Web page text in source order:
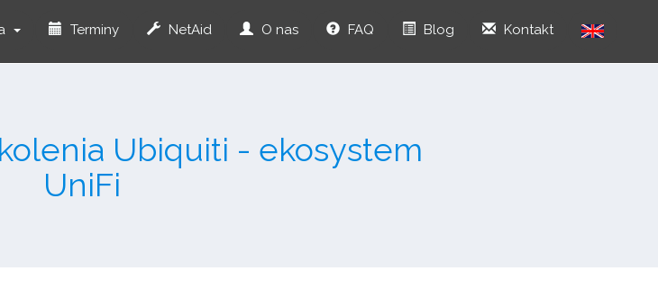
Terminy NetAid O nas FAQ Blog Kontakt
Ubiquiti - ekosystem
UniFi